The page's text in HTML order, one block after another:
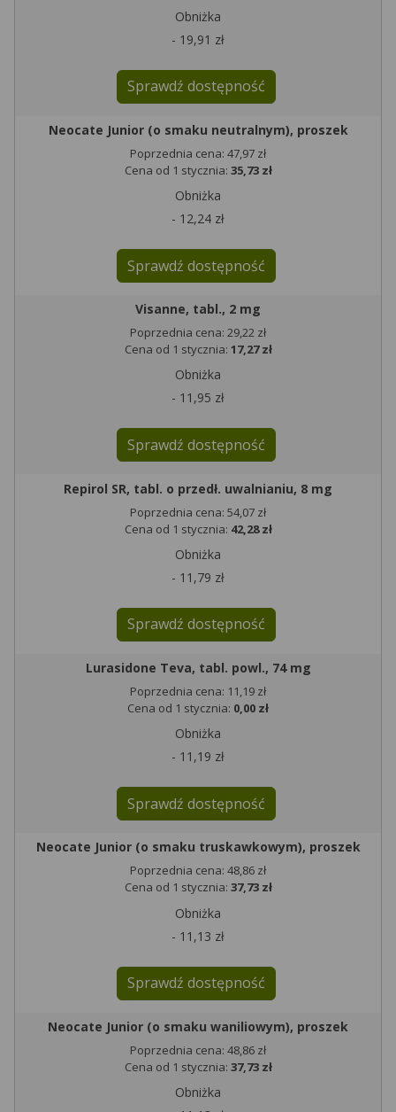
Obniżka
- 19,91 zł
Sprawdź dostępność
Neocate Junior (o smaku neutralnym), proszek
Poprzednia cena: 47,97 zł
Cena od 1 stycznia: 35,73 zł
Obniżka
- 12,24 zł
Sprawdź dostępność
Visanne, tabl., 2 mg
Poprzednia cena: 29,22 zł
Cena od 1 stycznia: 17,27 zł
Obniżka
- 11,95 zł
Sprawdź dostępność
Repirol SR, tabl. o przedł. uwalnianiu, 8 mg
Poprzednia cena: 54,07 zł
Cena od 1 stycznia: 42,28 zł
Obniżka
- 11,79 zł
Sprawdź dostępność
Lurasidone Teva, tabl. powl., 74 mg
Poprzednia cena: 11,19 zł
Cena od 1 stycznia: 0,00 zł
Obniżka
- 11,19 zł
Sprawdź dostępność
Neocate Junior (o smaku truskawkowym), proszek
Poprzednia cena: 48,86 zł
Cena od 1 stycznia: 37,73 zł
Obniżka
- 11,13 zł
Sprawdź dostępność
Neocate Junior (o smaku waniliowym), proszek
Poprzednia cena: 48,86 zł
Cena od 1 stycznia: 37,73 zł
Obniżka